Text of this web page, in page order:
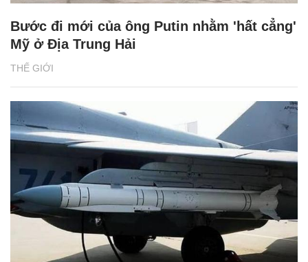
THẾ GIỚI
Bước đi mới của ông Putin nhằm 'hất cẳng'
Mỹ ở Địa Trung Hải